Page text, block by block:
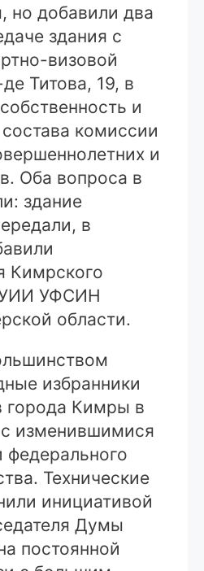
но добавили два
здания с
визовой
Титова, 19, в
и
комиссии
и
Оба вопроса в
здание
в
Кимрского
УФСИН
области.
избранники
города Кимры в
с изменившимися
федерального
Технические
инициативой
Думы
постоянной